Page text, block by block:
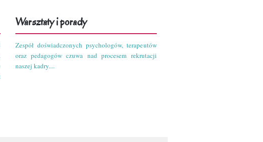
Warsztaty i porady
Zespół doświadczonych psychologów, terapeutów
oraz pedagogów czuwa nad procesem rekrutacji
naszej kadry....